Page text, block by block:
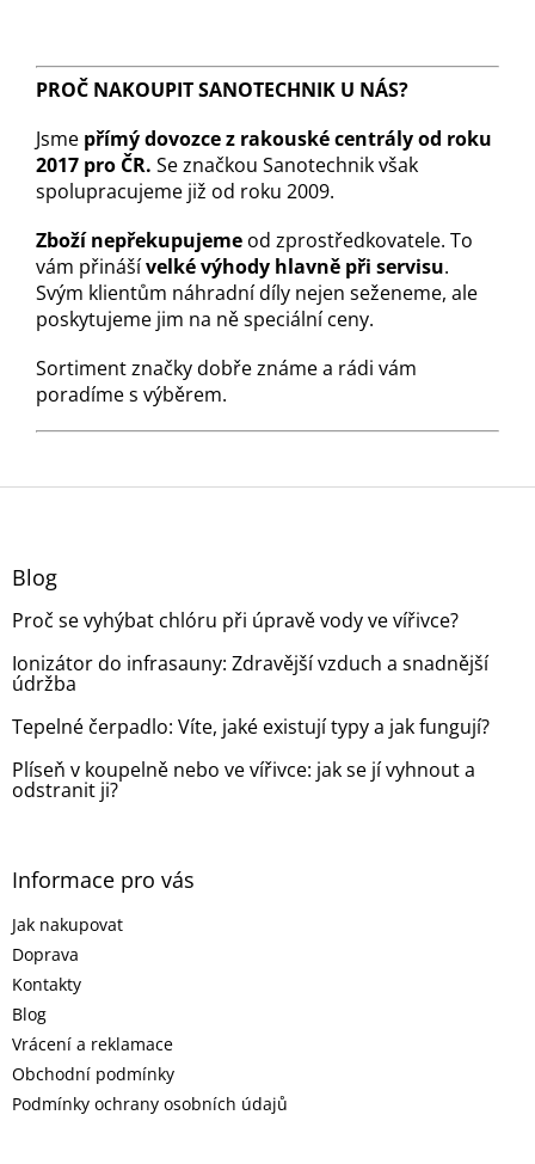
PROČ NAKOUPIT SANOTECHNIK U NÁS?
Jsme přímý dovozce z rakouské centrály od roku
2017 pro ČR. Se značkou Sanotechnik však
spolupracujeme již od roku 2009.
Zboží nepřekupujeme od zprostředkovatele. To
vám přinášívelké výhody hlavně při servisu.
Svým klientům náhradní díly nejen seženeme, ale
poskytujeme jim na ně speciální ceny.
Sortiment značky dobře známe a rádi vám
poradíme s výběrem.
Z
Blog
Proč se vyhýbat chlóru při úpravě vody ve vířivce?
Ionizátor do infrasauny: Zdravější vzduch a snadnější
údržba
Tepelné čerpadlo: Víte, jaké existují typy a jak fungují?
Plíseň v koupelně nebo ve vířivce: jak se jí vyhnout a
odstranit ji?
Informace pro vás
Jak nakupovat
Doprava
Kontakty
Blog
Vrácení a reklamace
Obchodní podmínky
Podmínky ochrany osobních údajů